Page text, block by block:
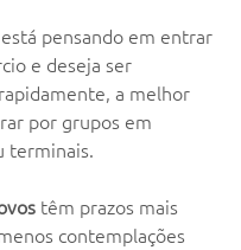
pensando em entrar
e deseja ser
a melhor
por grupos em
terminais.
têm prazos mais
contemplações